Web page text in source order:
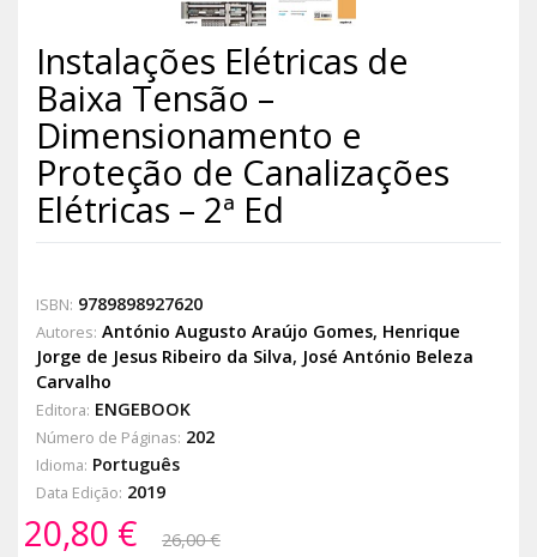
Instalações Elétricas de
Baixa Tensão –
Dimensionamento e
Proteção de Canalizações
Elétricas – 2ª Ed
ISBN: 9789898927620
Autores: António Augusto Araújo Gomes, Henrique
Jorge de Jesus Ribeiro da Silva, José António Beleza
Carvalho
Editora: ENGEBOOK
Número de Páginas: 202
Idioma: Português
Data Edição: 2019
20,80 €
26,00 €